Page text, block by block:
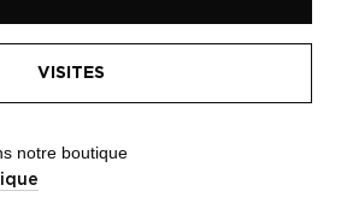
VISITES
notre boutique